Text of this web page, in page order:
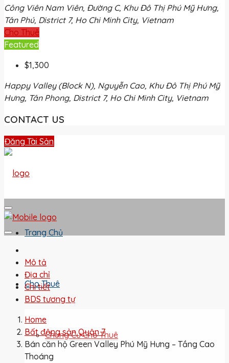
Công Viên Nam Viên, Đường C, Khu Đô Thị Phú Mỹ Hưng,
Tân Phú, District 7, Ho Chi Minh City, Vietnam
Cho Thuê
Featured
$1,300
Happy Valley (Block N), Nguyễn Cao, Khu Đô Thị Phú Mỹ
Hưng, Tân Phong, District 7, Ho Chi Minh City, Vietnam
CONTACT US
Đăng Tài Sản
Trang Chủ
Cho Thuê
Chung Cư Cho Thuê
Mô tả
Địa chỉ
Chi tiết
BDS tương tự
Home
Bất động sản Quận 7
Bán căn hộ Green Valley Phú Mỹ Hưng – Tầng Cao
Thoáng